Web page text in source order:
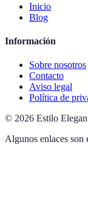
Inicio
Blog
Información
Sobre nosotros
Contacto
Aviso legal
Política de
© 2026 Estilo
Algunos enlaces son